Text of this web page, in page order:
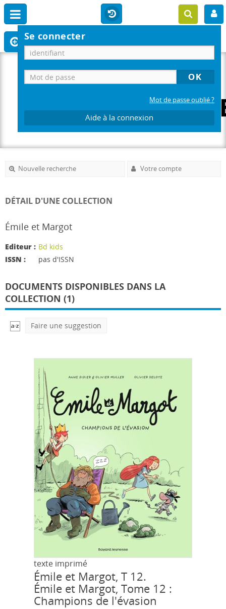
Se connecter
Mot de passe oublié ?
Aide à la connexion
Nouvelle recherche Votre compte
DÉTAIL D'UNE COLLECTION
Émile et Margot
Editeur : Bd kids
ISSN :
pas d'ISSN
DOCUMENTS DISPONIBLES DANS LA
COLLECTION (1)
Faire une suggestion
texte imprimé
Émile et Margot, T 12.
Émile et Margot, Tome 12 :
Champions de l'évasion